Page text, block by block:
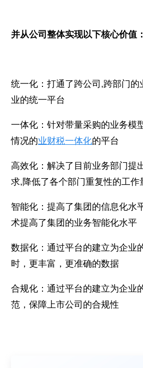
并从公司整体实现以下核心价值：
统一化：打通了跨公司,跨部门的
业的统一平台
一体化：针对带量采购的业务模
情况的业财税一体化的平台
高效化：解决了目前业务部门提
求,降低了各个部门重复性的工作
智能化：提高了集团的信息化水
术提高了集团的业务智能化水平
数据化：通过平台的建立为企业
时，更丰富，更准确的数据
合规化：通过平台的建立为企业
范，保障上市公司的合规性